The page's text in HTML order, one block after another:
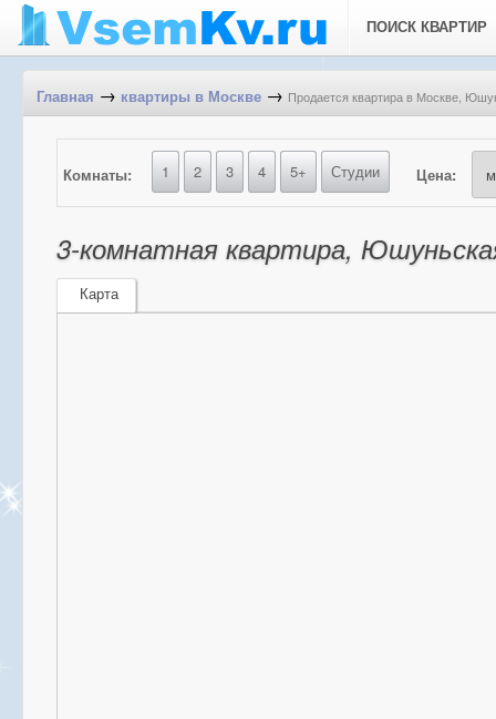
ПОИСК КВАРТИР
Главная → квартиры в Москве → Продается квартира в Москве,
Комнаты: 1 2 3 4 5+ Студии Цена:
3-комнатная квартира,
Карта